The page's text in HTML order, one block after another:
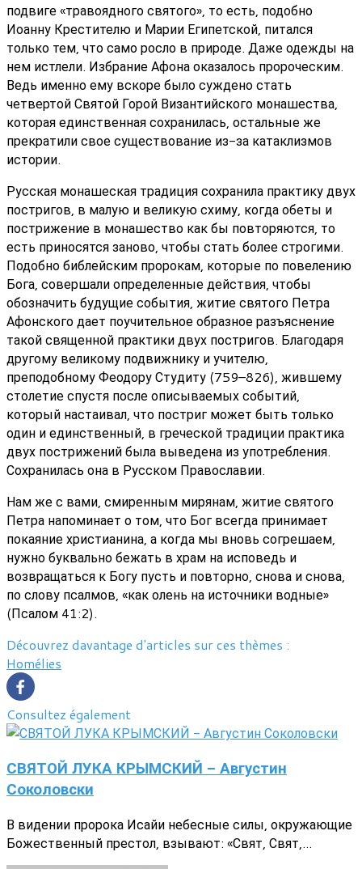
подвиге «травоядного святого», то есть, подобно
Иоанну Крестителю и Марии Египетской, питался
только тем, что само росло в природе. Даже одежды на
нем истлели. Избрание Афона оказалось пророческим.
Ведь именно ему вскоре было суждено стать
четвертой Святой Горой Византийского монашества,
которая единственная сохранилась, остальные же
прекратили свое существование из-за катаклизмов
истории.
Русская монашеская традиция сохранила практику двух
постригов, в малую и великую схиму, когда обеты и
пострижение в монашество как бы повторяются, то
есть приносятся заново, чтобы стать более строгими.
Подобно библейским пророкам, которые по повелению
Бога, совершали определенные действия, чтобы
обозначить будущие события, житие святого Петра
Афонского дает поучительное образное разъяснение
такой священной практики двух постригов. Благодаря
другому великому подвижнику и учителю,
преподобному Феодору Студиту (759–826), жившему
столетие спустя после описываемых событий,
который настаивал, что постриг может быть только
один и единственный, в греческой традиции практика
двух пострижений была выведена из употребления.
Сохранилась она в Русском Православии.
Нам же с вами, смиренным мирянам, житие святого
Петра напоминает о том, что Бог всегда принимает
покаяние христианина, а когда мы вновь согрешаем,
нужно буквально бежать в храм на исповедь и
возвращаться к Богу пусть и повторно, снова и снова,
по слову псалмов, «как олень на источники водные»
(Псалом 41:2).
Découvrez davantage d'articles sur ces thèmes :
Homélies
Consultez également
СВЯТОЙ ЛУКА КРЫМСКИЙ - Августин
Соколовски
В видении пророка Исайи небесные силы, окружающие
Божественный престол, взывают: «Свят, Свят,...